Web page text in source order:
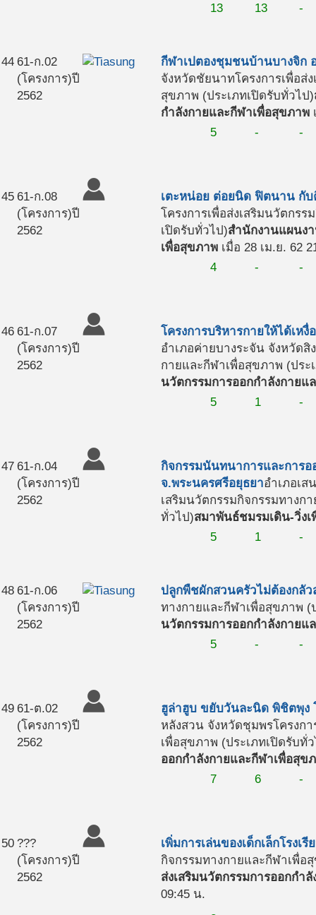
13
13 -
44 61-ก.02
(โครงการ)ปี
2562
กีฬาเปตองชุมชนบ้านบางจิก
จังหวัดชัยนาทโครงการเพื่อส่
สุขภาพ (ประเภทเปิดรับทั่วไป)
กำลังกายและกีฬาเพื่อสุขภาพ
5
- -
45 61-ก.08
(โครงการ)ปี
2562
เตะหน่อย ต่อยนิด ฟิตนาน กับ
โครงการเพื่อส่งเสริมนวัตกร
เปิดรับทั่วไป)สำนักงานแผนง
เพื่อสุขภาพ เมื่อ 28 เม.ย. 62
4
- -
46 61-ก.07
(โครงการ)ปี
2562
โครงการบริหารกายให้ได้เห
อำเภอค่ายบางระจัน จังหวัดสิ
กายและกีฬาเพื่อสุขภาพ (ประ
นวัตกรรมการออกกำลังกายแ
5
1 -
47 61-ก.04
(โครงการ)ปี
2562
กิจกรรมนันทนาการและการอ
จ.พระนครศรีอยุธยาอำเภอเ
เสริมนวัตกรรมกิจกรรมทางก
ทั่วไป)สมาพันธ์ชมรมเดิน-วิ่ง
5
1 -
48 61-ก.06
(โครงการ)ปี
2562
ปลูกพืชผักสวนครัวไม่ต้องกลัว
ทางกายและกีฬาเพื่อสุขภาพ (
นวัตกรรมการออกกำลังกายแ
5
- -
49 61-ต.02
(โครงการ)ปี
2562
ฮูล่าฮูบ ขยับวันละนิด พิชิตพุง
หลังสวน จังหวัดชุมพรโครงก
เพื่อสุขภาพ (ประเภทเปิดรับทั่
ออกกำลังกายและกีฬาเพื่อสุข
7
6 -
50 ???
(โครงการ)ปี
2562
เพิ่มการเล่นของเด็กเล็กโรงเ
กิจกรรมทางกายและกีฬาเพื่อ
ส่งเสริมนวัตกรรมการออกกำ
09:45 น.